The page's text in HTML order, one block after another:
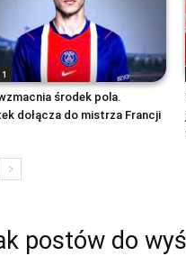
środek pola.
dołącza do mistrza Francji
postów do